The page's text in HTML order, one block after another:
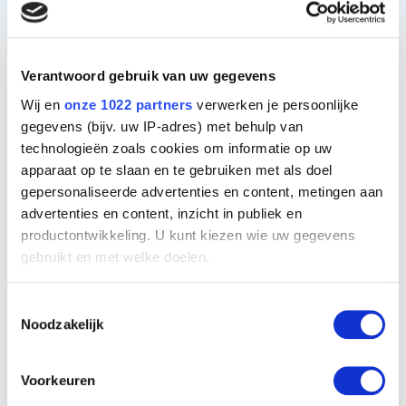
Verantwoord gebruik van uw gegevens
Wij en onze 1022 partners verwerken je persoonlijke
gegevens (bijv. uw IP-adres) met behulp van
technologieën zoals cookies om informatie op uw
apparaat op te slaan en te gebruiken met als doel
gepersonaliseerde advertenties en content, metingen aan
advertenties en content, inzicht in publiek en
productontwikkeling. U kunt kiezen wie uw gegevens
gebruikt en met welke doelen.
Informatie verzamelen over uw geografische
Uw apparaat identificeren door het actief te
scannen op specifieke eigenschappen (fingerprinting)
Noodzakelijk
Voorkeuren
Type
Product code
Prestatie bij aanbv. flow
Max. flow 23m³/h
Max. druk 2,5 bar